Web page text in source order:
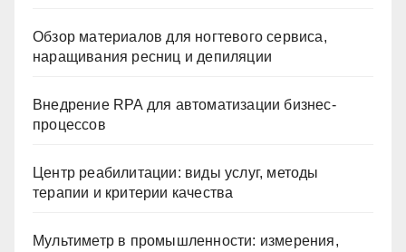
Обзор материалов для ногтевого сервиса,
наращивания ресниц и депиляции
Внедрение RPA для автоматизации бизнес-
процессов
Центр реабилитации: виды услуг, методы
терапии и критерии качества
Мультиметр в промышленности: измерения,